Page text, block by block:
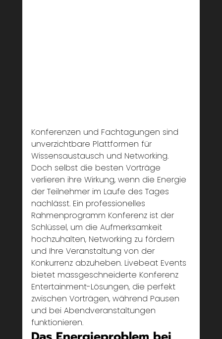
Konferenzen und Fachtagungen sind
unverzichtbare Plattformen für
Wissensaustausch und Networking.
Doch selbst die besten Vorträge
verlieren ihre Wirkung, wenn die Energie
der Teilnehmer im Laufe des Tages
nachlässt. Ein professionelles
Rahmenprogramm Konferenz ist der
Schlüssel, um die Aufmerksamkeit
hochzuhalten, Networking zu fördern
und Ihre Veranstaltung von der
Konkurrenz abzuheben. Livebeat Events
bietet massgeschneiderte Konferenz
Entertainment-Lösungen, die perfekt
zwischen Vorträgen, während Pausen
und bei Abendveranstaltungen
funktionieren.